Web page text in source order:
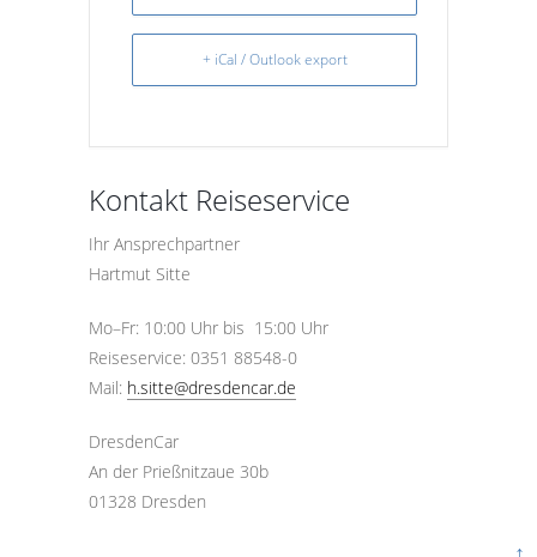
+ iCal / Outlook export
Kontakt Reiseservice
Ihr Ansprechpartner
Hartmut Sitte
Mo–Fr: 10:00 Uhr bis 15:00 Uhr
Reiseservice: 0351 88548-0
Mail: h.sitte@dresdencar.de
DresdenCar
An der Prießnitzaue 30b
01328 Dresden